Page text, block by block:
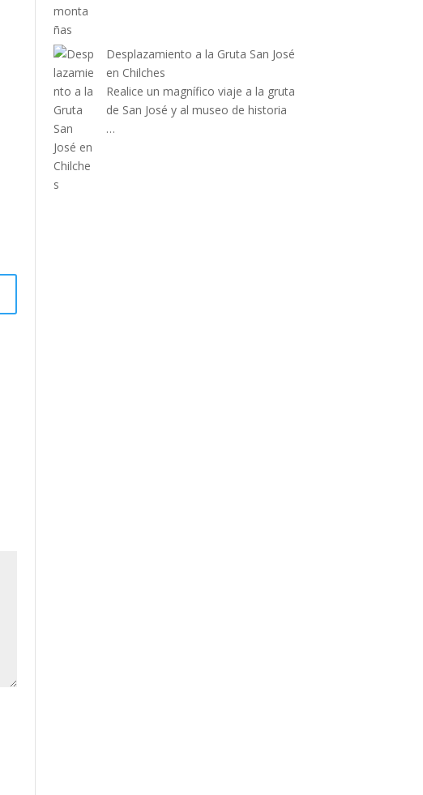
Desplazamiento a la Gruta San José
en Chilches
Realice un magnífico viaje a la gruta
de San José y al museo de historia
…